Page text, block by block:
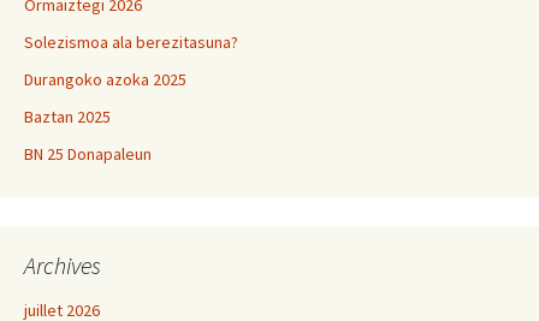
Ormaiztegi 2026
Solezismoa ala berezitasuna?
Durangoko azoka 2025
Baztan 2025
BN 25 Donapaleun
Archives
juillet 2026